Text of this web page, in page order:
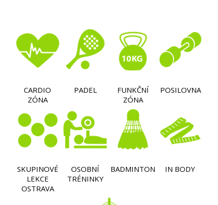
CARDIO
ZÓNA
PADEL
FUNKČNÍ
ZÓNA
POSILOVNA
SKUPINOVÉ
LEKCE
OSTRAVA
OSOBNÍ
TRÉNINKY
BADMINTON IN BODY